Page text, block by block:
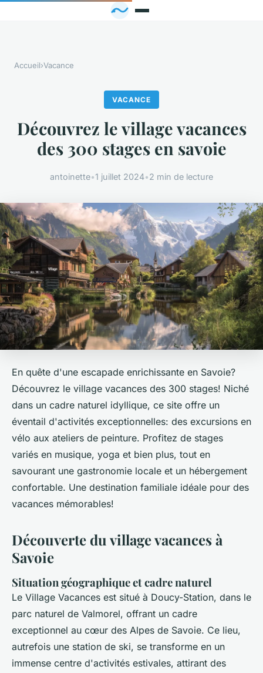
Accueil›Vacance
VACANCE
Découvrez le village vacances
des 300 stages en savoie
antoinette•1 juillet 2024•2 min de lecture
En quête d'une escapade enrichissante en Savoie?
Découvrez le village vacances des 300 stages! Niché
dans un cadre naturel idyllique, ce site offre un
éventail d'activités exceptionnelles: des excursions en
vélo aux ateliers de peinture. Profitez de stages
variés en musique, yoga et bien plus, tout en
savourant une gastronomie locale et un hébergement
confortable. Une destination familiale idéale pour des
vacances mémorables!
Découverte du village vacances à
Savoie
Situation géographique et cadre naturel
Le Village Vacances est situé à Doucy-Station, dans le
parc naturel de Valmorel, offrant un cadre
exceptionnel au cœur des Alpes de Savoie. Ce lieu,
autrefois une station de ski, se transforme en un
immense centre d'activités estivales, attirant des